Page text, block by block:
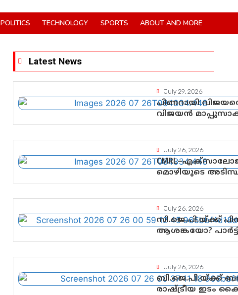
POLITICS TECHNOLOGY SPORTS ABOUT AND MORE
Latest News
July 29, 2026
പിണറായി
വിജയൻ
നിർണായക
July 26, 2026
മൊഴിയുടെ
ചെയ്യുന്നതിൽ
July 26, 2026
സി.ജെ.പി.യ്ക്ക്
ആശങ്കയോ?
വിലയിരുത്തൽ
July 26, 2026
ബി.ജെ.പി.യ്ക്ക്
രാഷ്ട്രീയ ഇടം